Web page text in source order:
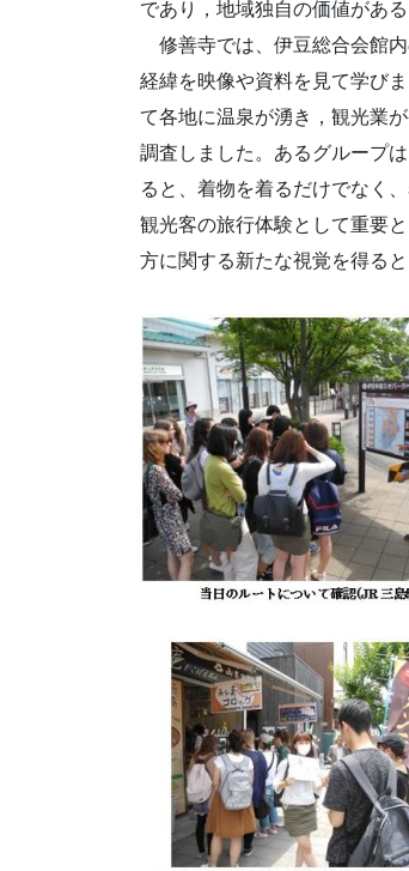
であり，地域独自の価値があ
修善寺では、伊豆総合会館
経緯を映像や資料を見て学び
て各地に温泉が湧き，観光業
調査しました。あるグループ
ると、着物を着るだけでなく
観光客の旅行体験として重要
方に関する新たな視覚を得る